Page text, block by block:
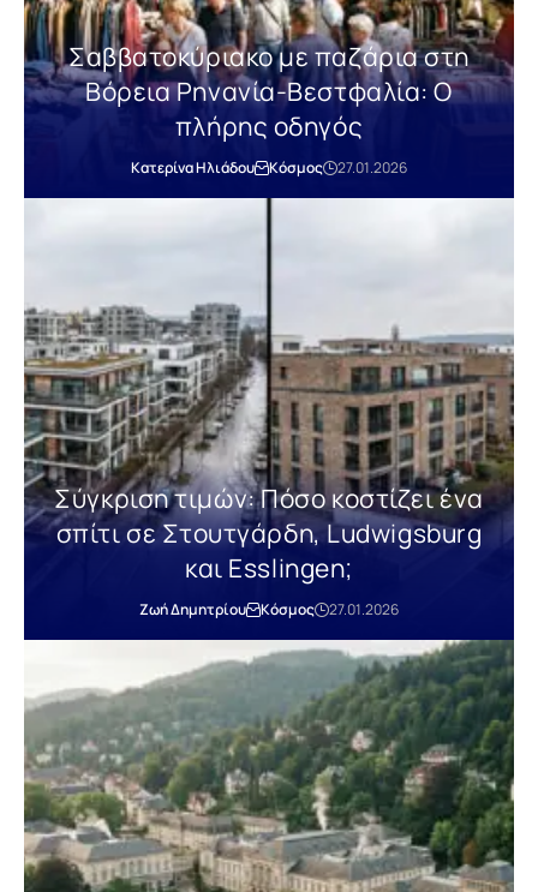
Σαββατοκύριακο με παζάρια στη
Βόρεια Ρηνανία-Βεστφαλία: Ο
πλήρης οδηγός
Κατερίνα Ηλιάδου Κόσμος 27.01.2026
Σύγκριση τιμών: Πόσο κοστίζει ένα
σπίτι σε Στουτγάρδη, Ludwigsburg
και Esslingen;
Ζωή Δημητρίου Κόσμος 27.01.2026